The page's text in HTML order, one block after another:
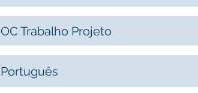
OC Trabalho Projeto
Português